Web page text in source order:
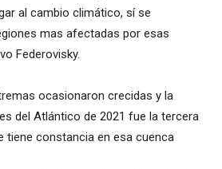
al cambio climático, sí se
mas afectadas por esas
Federovisky.
ocasionaron crecidas y la
del Atlántico de 2021 fue la tercera
tiene constancia en esa cuenca